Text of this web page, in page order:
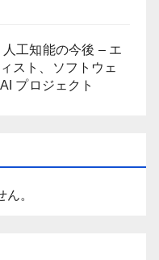
工知能の今後 – エ
スト、ソフトウェ
プロジェクト
。